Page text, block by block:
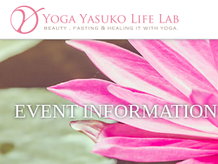
EVENT INFORMATION